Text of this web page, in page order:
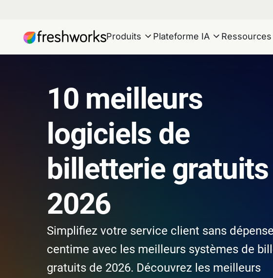
Produits Plateforme IA Ressources
10 meilleurs
logiciels de
billetterie
2026
Simplifiez votre service client sans
centime avec les meilleurs systèmes de
gratuits de 2026. Découvrez les meilleurs